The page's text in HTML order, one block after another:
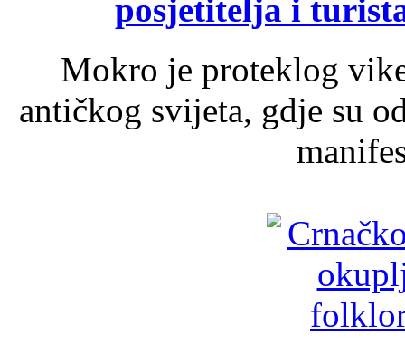
posjetitelja i
Mokro je proteklog
antičkog svijeta, gdje su